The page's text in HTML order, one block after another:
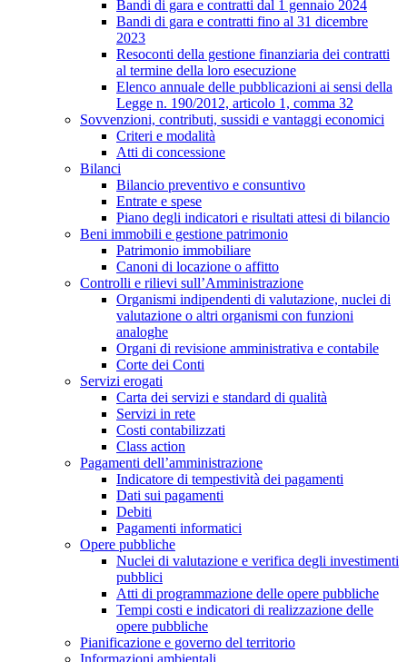
Bandi di gara e contratti dal 1 gennaio 2024
Bandi di gara e contratti fino al 31 dicembre
2023
Resoconti della gestione finanziaria dei contratti
al termine della loro esecuzione
Elenco annuale delle pubblicazioni ai sensi della
Legge n. 190/2012, articolo 1, comma 32
Sovvenzioni, contributi, sussidi e vantaggi economici
Criteri e modalità
Atti di concessione
Bilanci
Bilancio preventivo e consuntivo
Entrate e spese
Piano degli indicatori e risultati attesi di bilancio
Beni immobili e gestione patrimonio
Patrimonio immobiliare
Canoni di locazione o affitto
Controlli e rilievi sull’Amministrazione
Organismi indipendenti di valutazione, nuclei di
valutazione o altri organismi con funzioni
analoghe
Organi di revisione amministrativa e contabile
Corte dei Conti
Servizi erogati
Carta dei servizi e standard di qualità
Servizi in rete
Costi contabilizzati
Class action
Pagamenti dell’amministrazione
Indicatore di tempestività dei pagamenti
Dati sui pagamenti
Debiti
Pagamenti informatici
Opere pubbliche
Nuclei di valutazione e verifica degli investimenti
pubblici
Atti di programmazione delle opere pubbliche
Tempi costi e indicatori di realizzazione delle
opere pubbliche
Pianificazione e governo del territorio
Informazioni ambientali